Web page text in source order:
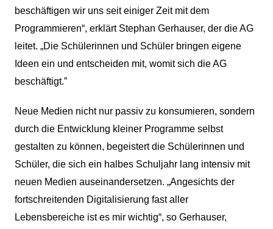
beschäftigen wir uns seit einiger Zeit mit dem
Programmieren“, erklärt Stephan Gerhauser, der die AG
leitet. „Die Schülerinnen und Schüler bringen eigene
Ideen ein und entscheiden mit, womit sich die AG
beschäftigt.”
Neue Medien nicht nur passiv zu konsumieren, sondern
durch die Entwicklung kleiner Programme selbst
gestalten zu können, begeistert die Schülerinnen und
Schüler, die sich ein halbes Schuljahr lang intensiv mit
neuen Medien auseinandersetzen. „Angesichts der
fortschreitenden Digitalisierung fast aller
Lebensbereiche ist es mir wichtig“, so Gerhauser,